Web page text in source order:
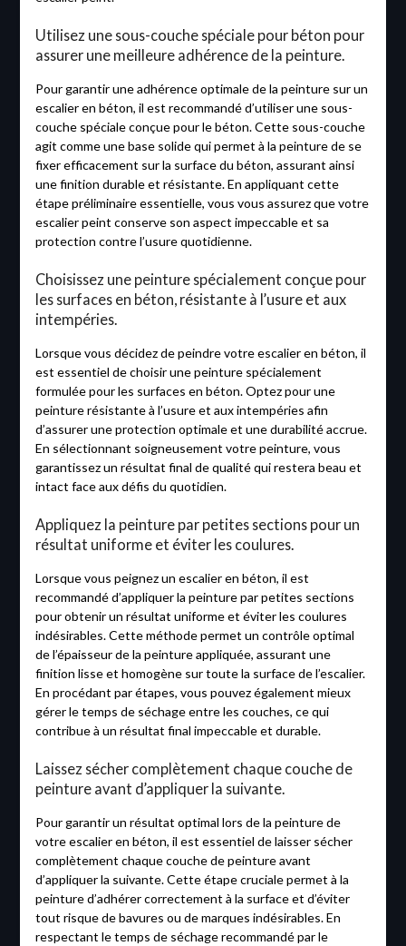
Utilisez une sous-couche spéciale pour béton pour
assurer une meilleure adhérence de la peinture.
Pour garantir une adhérence optimale de la peinture sur un
escalier en béton, il est recommandé d’utiliser une sous-
couche spéciale conçue pour le béton. Cette sous-couche
agit comme une base solide qui permet à la peinture de se
fixer efficacement sur la surface du béton, assurant ainsi
une finition durable et résistante. En appliquant cette
étape préliminaire essentielle, vous vous assurez que votre
escalier peint conserve son aspect impeccable et sa
protection contre l’usure quotidienne.
Choisissez une peinture spécialement conçue pour
les surfaces en béton, résistante à l’usure et aux
intempéries.
Lorsque vous décidez de peindre votre escalier en béton, il
est essentiel de choisir une peinture spécialement
formulée pour les surfaces en béton. Optez pour une
peinture résistante à l’usure et aux intempéries afin
d’assurer une protection optimale et une durabilité accrue.
En sélectionnant soigneusement votre peinture, vous
garantissez un résultat final de qualité qui restera beau et
intact face aux défis du quotidien.
Appliquez la peinture par petites sections pour un
résultat uniforme et éviter les coulures.
Lorsque vous peignez un escalier en béton, il est
recommandé d’appliquer la peinture par petites sections
pour obtenir un résultat uniforme et éviter les coulures
indésirables. Cette méthode permet un contrôle optimal
de l’épaisseur de la peinture appliquée, assurant une
finition lisse et homogène sur toute la surface de l’escalier.
En procédant par étapes, vous pouvez également mieux
gérer le temps de séchage entre les couches, ce qui
contribue à un résultat final impeccable et durable.
Laissez sécher complètement chaque couche de
peinture avant d’appliquer la suivante.
Pour garantir un résultat optimal lors de la peinture de
votre escalier en béton, il est essentiel de laisser sécher
complètement chaque couche de peinture avant
d’appliquer la suivante. Cette étape cruciale permet à la
peinture d’adhérer correctement à la surface et d’éviter
tout risque de bavures ou de marques indésirables. En
respectant le temps de séchage recommandé par le